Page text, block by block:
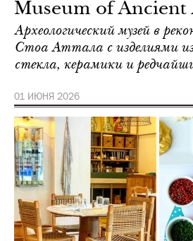
Museum of Ancient
Археологический музей в
Стоа Аттала с изделиями
стекла, керамики и
01 ИЮНЯ 2026